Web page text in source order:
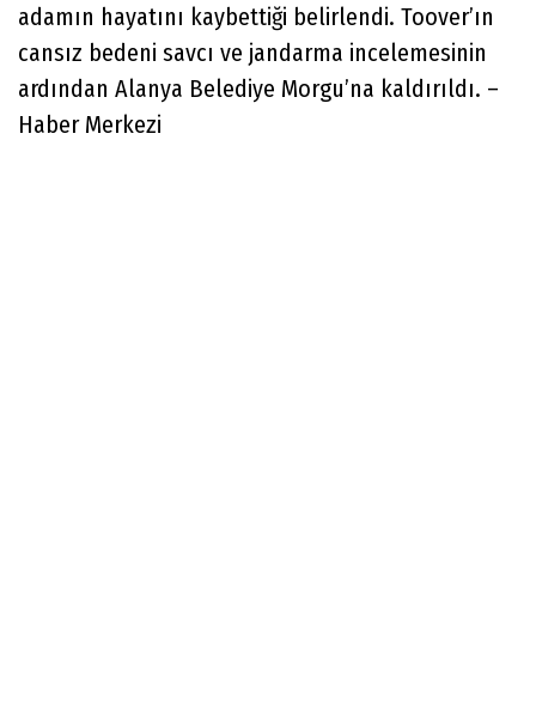
adamın hayatını kaybettiği belirlendi. Toover’ın
cansız bedeni savcı ve jandarma incelemesinin
ardından Alanya Belediye Morgu’na kaldırıldı. –
Haber Merkezi